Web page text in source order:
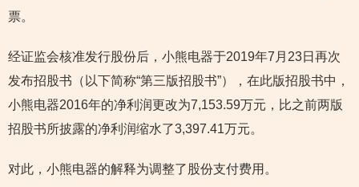
票。
经证监会核准发行股份后，小熊电器于2019年7月23日再次
发布招股书（以下简称“第三版招股书”），在此版招股书中，
小熊电器2016年的净利润更改为7,153.59万元，比之前两版
招股书所披露的净利润缩水了3,397.41万元。
对此，小熊电器的解释为调整了股份支付费用。